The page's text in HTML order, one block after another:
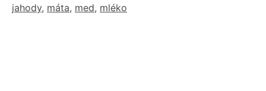
jahody, máta, med, mléko